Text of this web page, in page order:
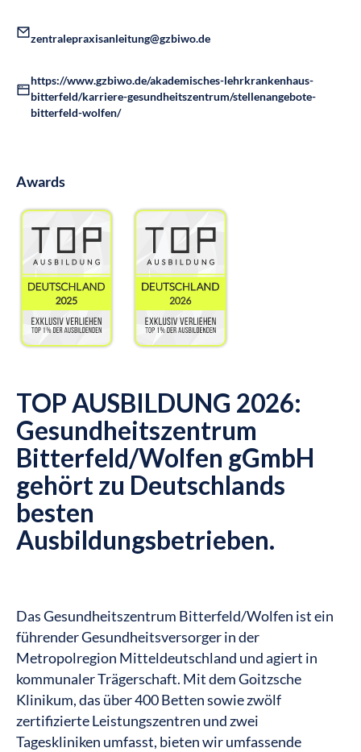
zentralepraxisanleitung@gzbiwo.de
https://www.gzbiwo.de/akademisches-lehrkrankenhaus-
bitterfeld/karriere-gesundheitszentrum/stellenangebote-
bitterfeld-wolfen/
Awards
TOP AUSBILDUNG 2026:
Gesundheitszentrum
Bitterfeld/Wolfen gGmbH
gehört zu Deutschlands
besten
Ausbildungsbetrieben.
Das Gesundheitszentrum Bitterfeld/Wolfen ist ein
führender Gesundheitsversorger in der
Metropolregion Mitteldeutschland und agiert in
kommunaler Trägerschaft. Mit dem Goitzsche
Klinikum, das über 400 Betten sowie zwölf
zertifizierte Leistungszentren und zwei
Tageskliniken umfasst, bieten wir umfassende